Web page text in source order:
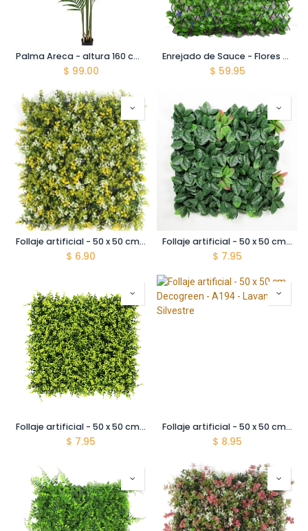
Palma Areca - altura 160 cm - 15 ramas - Planta artificial
$ 99.00
Enrejado de Sauce - Flores artificiales - Color Lila - Velvet - 90*180 cm
$ 59.95
Follaje artificial - 50 x 50 cm - Decogreen - AP19102 - Primavera Dorada
$ 6.90
Follaje artificial - 50 x 50 cm - Decogreen - A002 - Ciruelo Verde
$ 7.95
Follaje artificial - 50 x 50 cm - Decogreen - A006Y - Brote Japonés Amarillo
$ 7.95
Follaje artificial - 50 x 50 cm - Decogreen - A194 - Lavanda Silvestre
$ 8.95